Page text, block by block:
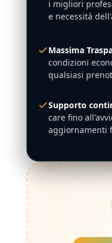
i migliori
e necessità
Massima
condizioni
qualsiasi
Supporto
care fino
aggiornamenti